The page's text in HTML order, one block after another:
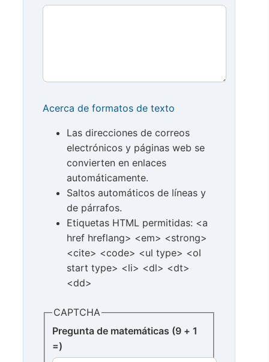
Acerca de formatos de texto
Las direcciones de correos
electrónicos y páginas web se
convierten en enlaces
automáticamente.
Saltos automáticos de líneas y
de párrafos.
Etiquetas HTML permitidas: <a
href hreflang> <em> <strong>
<cite> <code> <ul type> <ol
start type> <li> <dl> <dt>
<dd>
CAPTCHA
Pregunta de matemáticas (9 + 1
=)